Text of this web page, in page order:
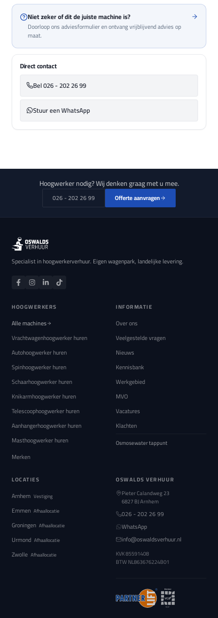
Niet zeker of dit de juiste machine is?
Doorloop ons adviesformulier en ontvang vrijblijvend advies op
maat.
Direct contact
Bel 026 - 202 26 99
Stuur een WhatsApp
Hoogwerker nodig? Wij denken graag met u mee.
026 - 202 26 99 Offerte aanvragen
Specialist in hoogwerkerverhuur. Eigen wagenpark, landelijke levering.
HOOGWERKERS
Alle machines
Vrachtwagenhoogwerker huren
Autohoogwerker huren
Spinhoogwerker huren
Schaarhoogwerker huren
Knikarmhoogwerker huren
Telescoophoogwerker huren
Aanhangerhoogwerker huren
Masthoogwerker huren
Merken
INFORMATIE
Over ons
Veelgestelde vragen
Nieuws
Kennisbank
Werkgebied
MVO
Vacatures
Klachten
Osmosewater tappunt
LOCATIES
Arnhem Vestiging
Emmen Afhaallocatie
Groningen Afhaallocatie
Urmond Afhaallocatie
Zwolle Afhaallocatie
OSWALDS VERHUUR
Pieter Calandweg 23
6827 BJ Arnhem
026 - 202 26 99
WhatsApp
info@oswaldsverhuur.nl
KVK 85591408
BTW NL863676224B01